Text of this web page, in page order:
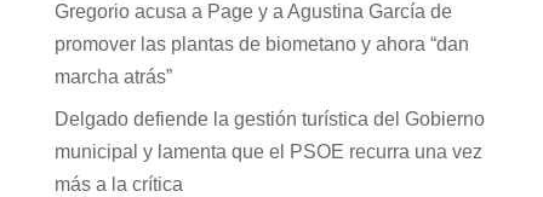
Gregorio acusa a Page y a Agustina García de
promover las plantas de biometano y ahora “dan
marcha atrás”
Delgado defiende la gestión turística del Gobierno
municipal y lamenta que el PSOE recurra una vez
más a la crítica